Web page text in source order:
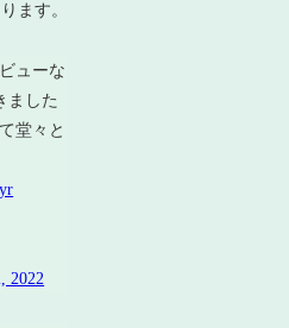
ます。
ューな
ました
堂々と
2022